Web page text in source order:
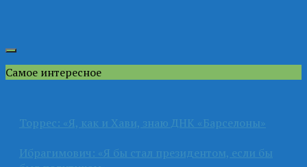
Самое интересное
Торрес: «Я, как и Хави, знаю ДНК «Барселоны»
Ибрагимович: «Я бы стал президентом, если бы